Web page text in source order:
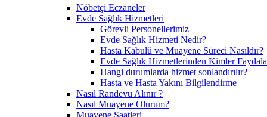
Nöbetçi Eczaneler
Evde Sağlık Hizmetleri
Görevli Personellerimiz
Evde Sağlık Hizmeti Nedir?
Hasta Kabulü ve Muayene Süreci Nasıldır?
Evde Sağlık Hizmetlerinden Kimler
Hangi durumlarda hizmet sonlandırılır?
Hasta ve Hasta Yakını Bilgilendirme
Nasıl Randevu Alınır ?
Nasıl Muayene Olurum?
Muayene Saatleri